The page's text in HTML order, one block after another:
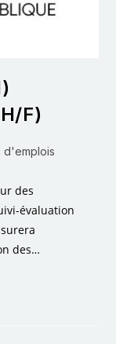
F)
d'emplois
des
évaluation
des…